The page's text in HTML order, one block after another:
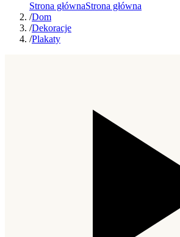
Strona głównaStrona główna
/Dom
/Dekoracje
/Plakaty